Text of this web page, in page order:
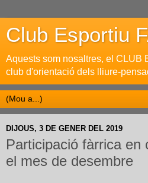
Club Esportiu
Aquests som nosaltres, el CLUB
club d'orientació dels lliure-
DIJOUS, 3 DE GENER DEL 2019
Participació fàrrica en
el mes de desembre